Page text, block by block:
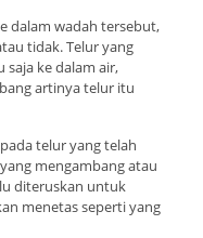
dalam wadah tersebut,
tidak. Telur yang
ke dalam air,
artinya telur itu
telur yang telah
mengambang atau
diteruskan untuk
menetas seperti yang